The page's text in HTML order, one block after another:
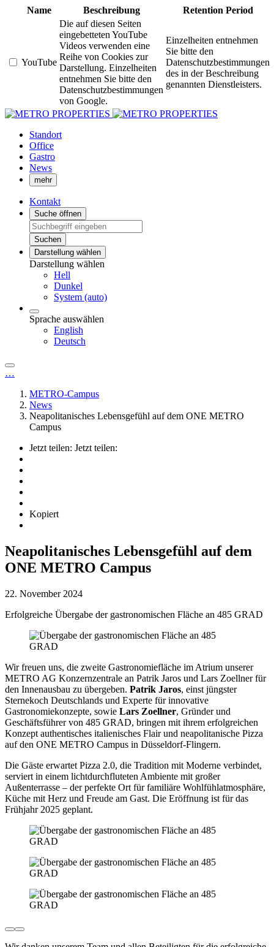
Name Beschreibung Retention Period
YouTube
Die auf diesen Seiten
eingebetteten YouTube
Videos verwenden eine
Reihe von Cookies zur
Darstellung. Einzelheiten
entnehmen Sie bitte den
Datenschutzbestimmungen
von Google.
Einzelheiten entnehmen
Sie bitte den
Datenschutzbestimmungen
des in der Beschreibung
genannten Dienstleisters.
Standort
Office
Gastro
News
mehr
Kontakt
Suche öffnen
Suchen
Darstellung wählen
Darstellung wählen
Hell
Dunkel
System (auto)
Sprache auswählen
English
Deutsch
…
METRO-Campus
News
Neapolitanisches Lebensgefühl auf dem ONE METRO
Campus
Jetzt teilen: Jetzt teilen:
Kopiert
Neapolitanisches Lebensgefühl auf dem
ONE METRO Campus
22. November 2024
Erfolgreiche Übergabe der gastronomischen Fläche an 485 GRAD
Wir freuen uns, die zweite Gastronomiefläche im Atrium unserer
METRO AG Konzernzentrale an Patrik Jaros und Lars Zoellner für
den Innenausbau zu übergeben. Patrik Jaros, einst jüngster
Sternekoch Deutschlands und Experte für innovative
Gastronomiekonzepte, sowie Lars Zoellner, Gründer und
Geschäftsführer von 485 GRAD, bringen mit ihrem erfolgreichen
Konzept authentisches italienisches Flair und neapolitanische Pizza
auf den ONE METRO Campus in Düsseldorf-Flingern.
Die Gäste erwartet Pizza 2.0, die Tradition mit Moderne verbindet,
serviert in einem lichtdurchfluteten Ambiente mit großer
Außenterrasse – der perfekte Ort für familiäre Wohlfühlatmosphäre,
Küche mit Herz und Freude am Gast. Die Eröffnung ist für das
Frühjahr 2025 geplant.